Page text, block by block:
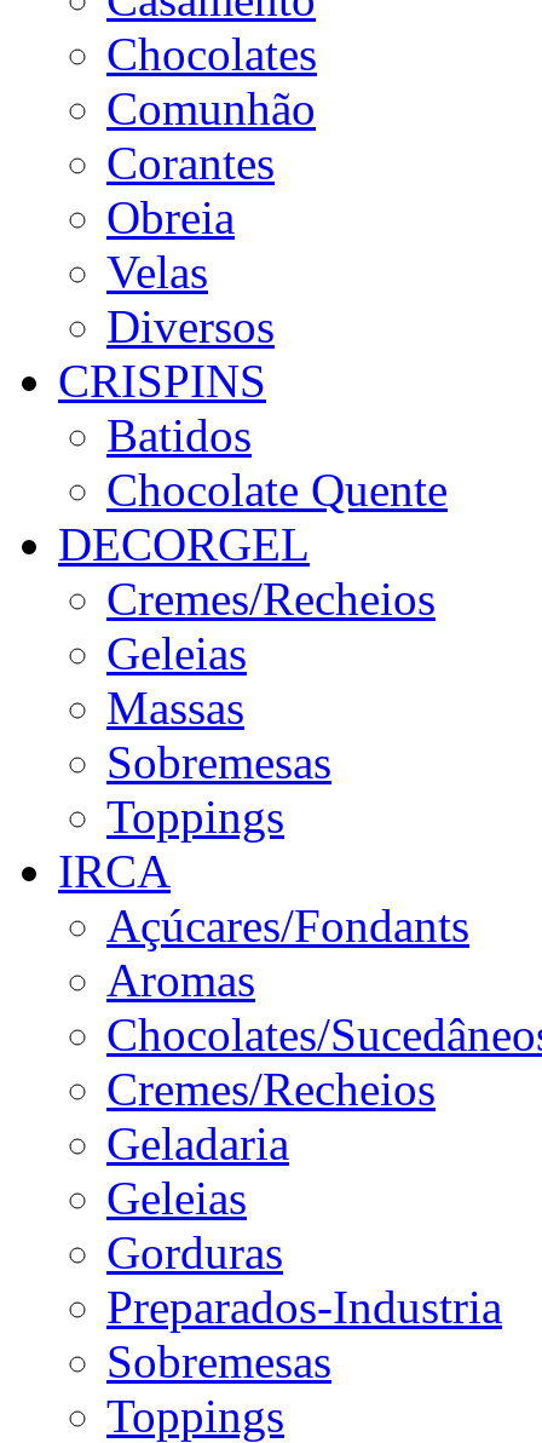
Chocolates
Comunhão
Corantes
Obreia
Velas
Diversos
CRISPINS
Batidos
Chocolate Quente
DECORGEL
Cremes/Recheios
Geleias
Massas
Sobremesas
Toppings
IRCA
Açúcares/Fondants
Aromas
Chocolates/
Cremes/Recheios
Geladaria
Geleias
Gorduras
Preparados-Industria
Sobremesas
Toppings